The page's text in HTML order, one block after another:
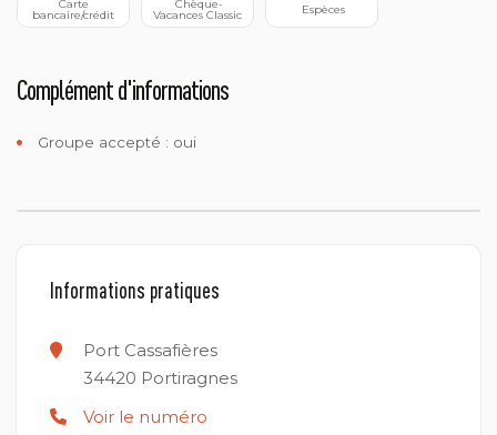
bancaire/crédit Vacances Classic Espèces
Complément d'informations
Groupe accepté : oui
Informations pratiques
Port Cassafières
34420 Portiragnes
Voir le numéro